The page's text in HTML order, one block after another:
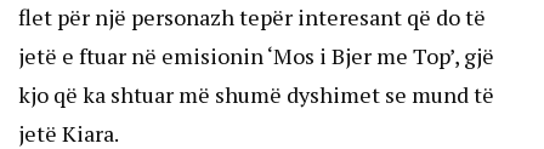
flet për një personazh tepër interesant që do të
jetë e ftuar në emisionin ‘Mos i Bjer me Top’, gjë
kjo që ka shtuar më shumë dyshimet se mund të
jetë Kiara.